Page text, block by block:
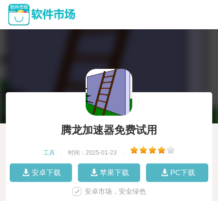
腾龙加速器免费试用
工具 时间：2025-01-23
安卓下载 苹果下载 PC下载
安卓市场，安全绿色